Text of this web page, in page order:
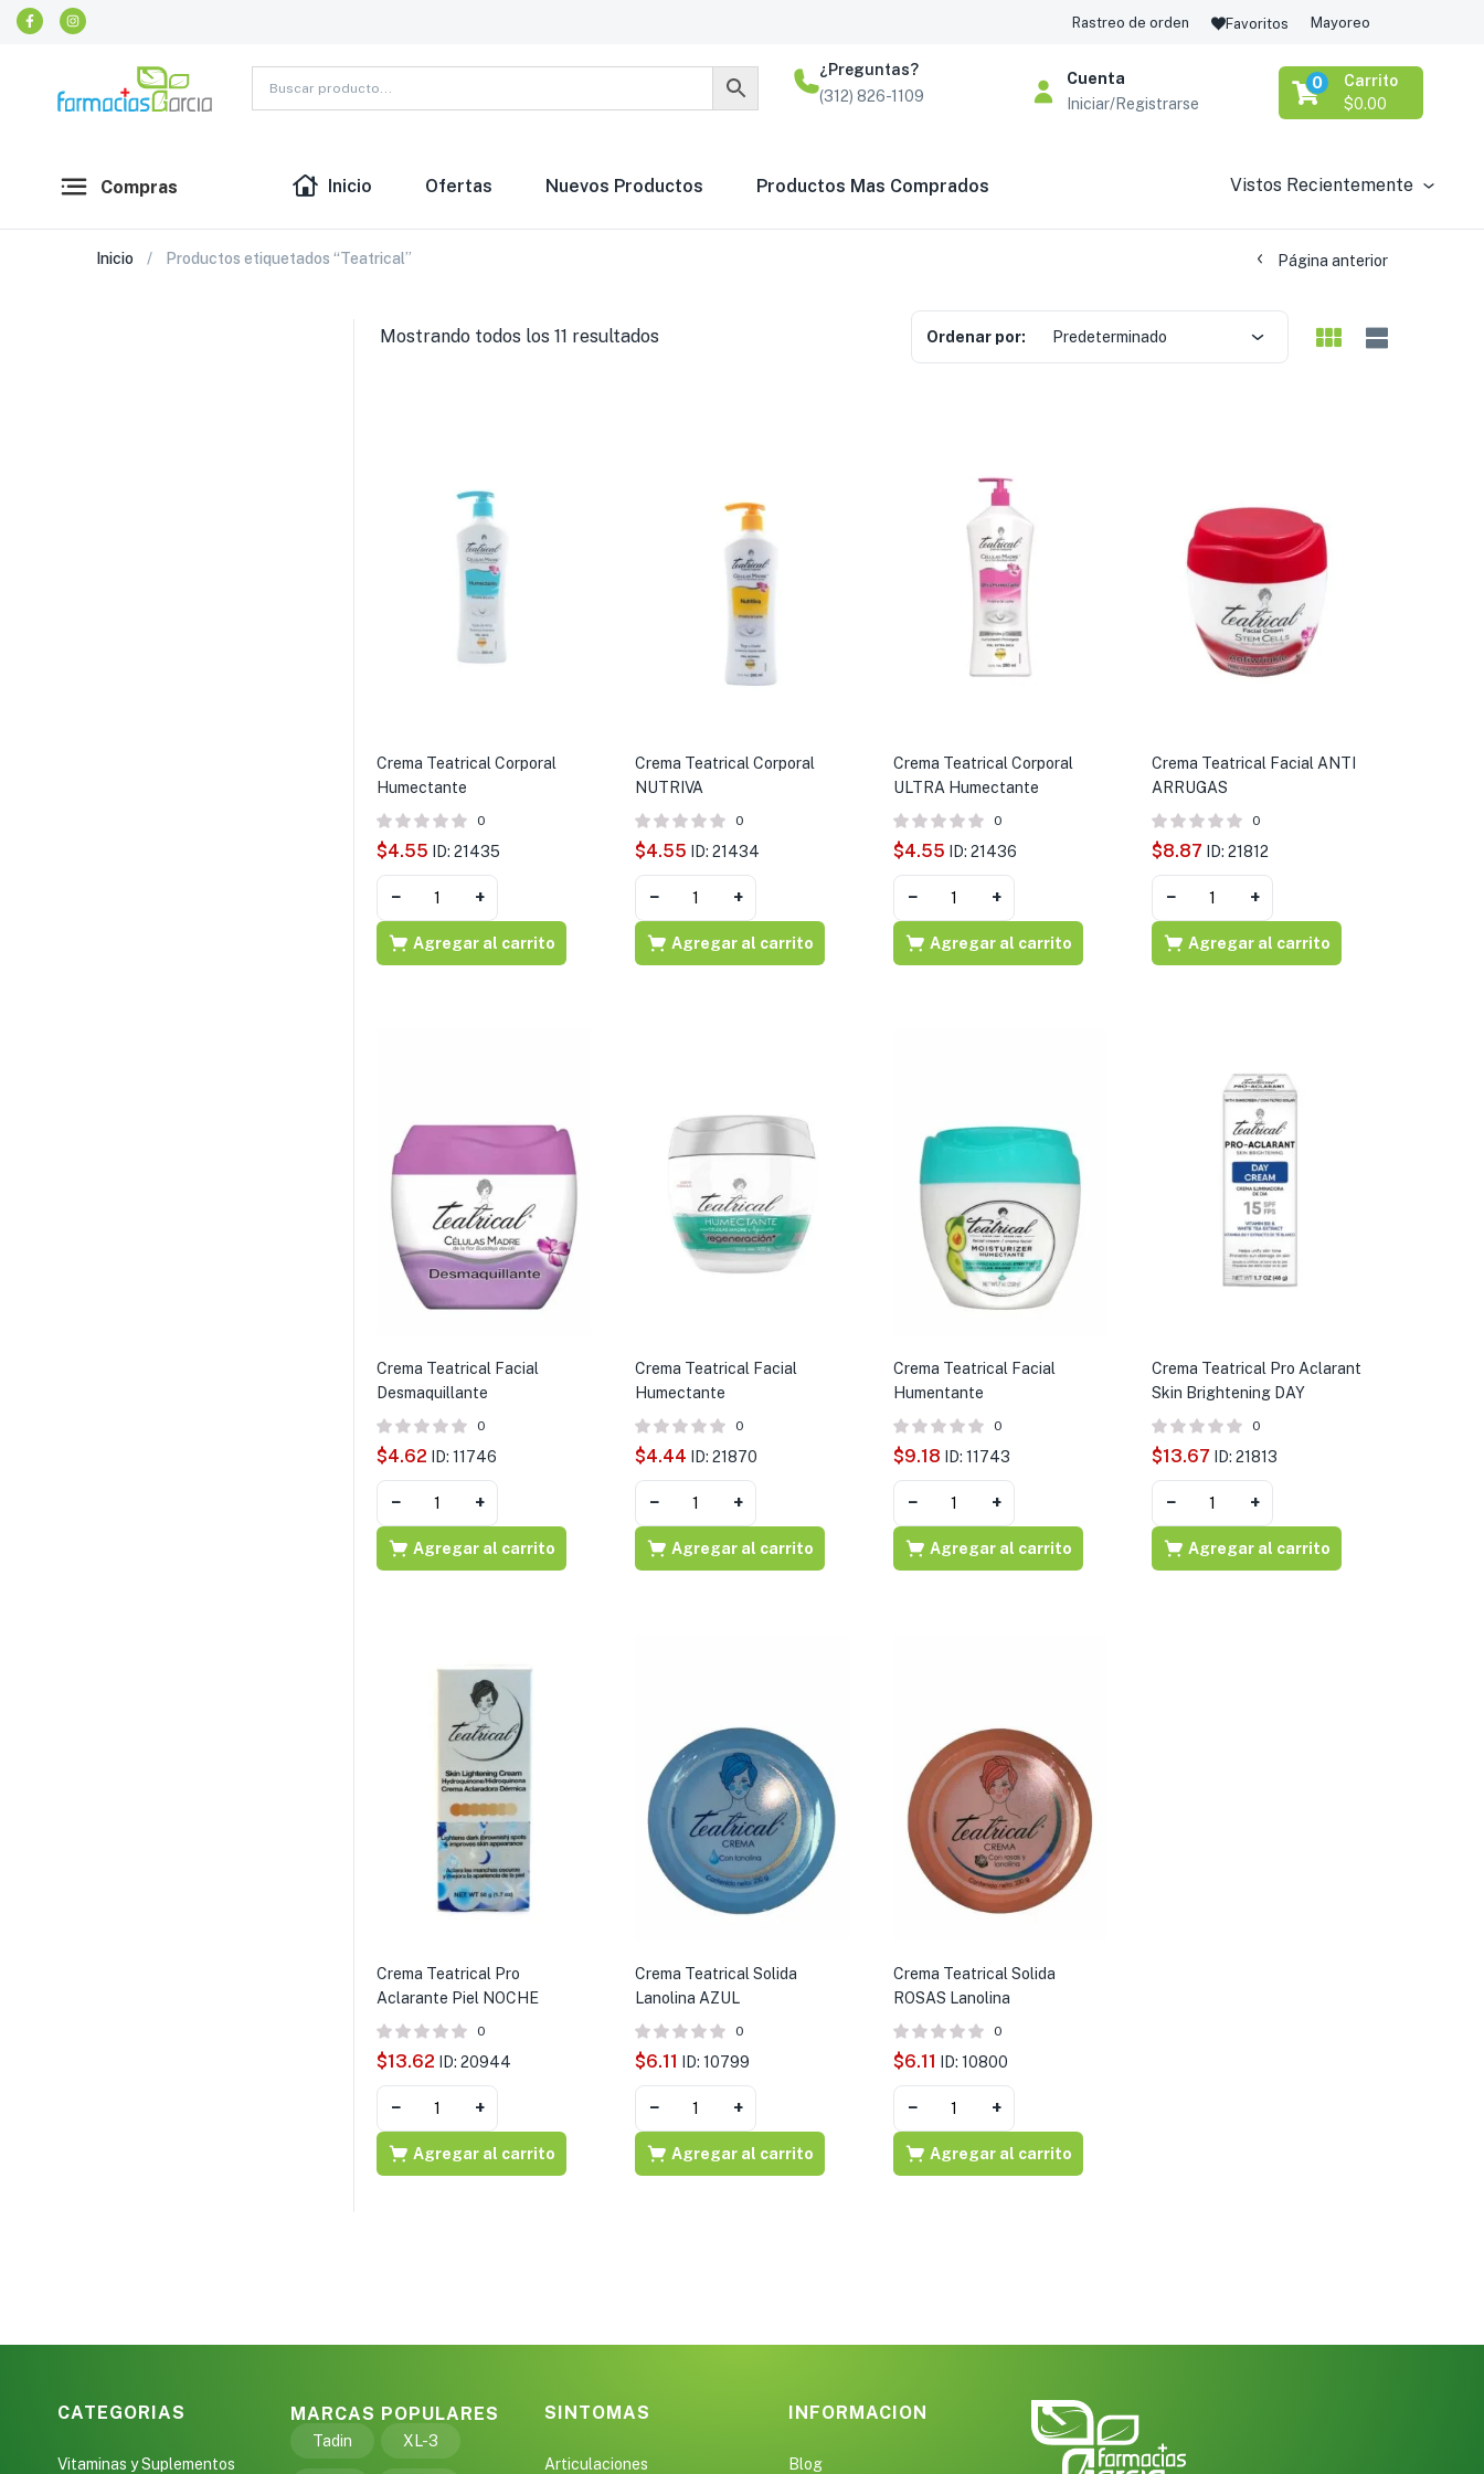
Rastreo de orden Favoritos Mayoreo
¿Preguntas?
(312) 826-1109
Cuenta
Iniciar/Registrarse
Carrito
0
$0.00
Compras Inicio Ofertas Nuevos Productos Productos Mas Comprados Vistos Recientemente
Inicio Productos etiquetados “Teatrical” Página anterior
Mostrando todos los 11 resultados Ordenar por: Predeterminado
Crema Teatrical Corporal
Humectante
0
$4.55 ID: 21435
− +
Agregar al carrito
Crema Teatrical Corporal
NUTRIVA
0
$4.55 ID: 21434
− +
Agregar al carrito
Crema Teatrical Corporal
ULTRA Humectante
0
$4.55 ID: 21436
− +
Agregar al carrito
Crema Teatrical Facial ANTI
ARRUGAS
0
$8.87 ID: 21812
− +
Agregar al carrito
Crema Teatrical Facial
Desmaquillante
0
$4.62 ID: 11746
− +
Agregar al carrito
Crema Teatrical Facial
Humectante
0
$4.44 ID: 21870
− +
Agregar al carrito
Crema Teatrical Facial
Humentante
0
$9.18 ID: 11743
− +
Agregar al carrito
Crema Teatrical Pro Aclarant
Skin Brightening DAY
0
$13.67 ID: 21813
− +
Agregar al carrito
Crema Teatrical Pro
Aclarante Piel NOCHE
0
$13.62 ID: 20944
− +
Agregar al carrito
Crema Teatrical Solida
Lanolina AZUL
0
$6.11 ID: 10799
− +
Agregar al carrito
Crema Teatrical Solida
ROSAS Lanolina
0
$6.11 ID: 10800
− +
Agregar al carrito
CATEGORIAS
Vitaminas y Suplementos
MARCAS POPULARES
Tadin XL-3
SINTOMAS
Articulaciones
INFORMACION
Blog